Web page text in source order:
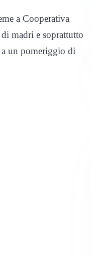
a Cooperativa
madri e soprattutto
un pomeriggio di